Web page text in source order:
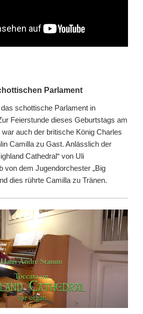
Parlament
schottische Parlament in
Feierstunde dieses Geburtstags am
auch der britische König Charles
Camilla zu Gast. Anlässlich der
Cathedral“ von Uli
von dem Jugendorchester „Big
dies rührte Camilla zu Tränen.